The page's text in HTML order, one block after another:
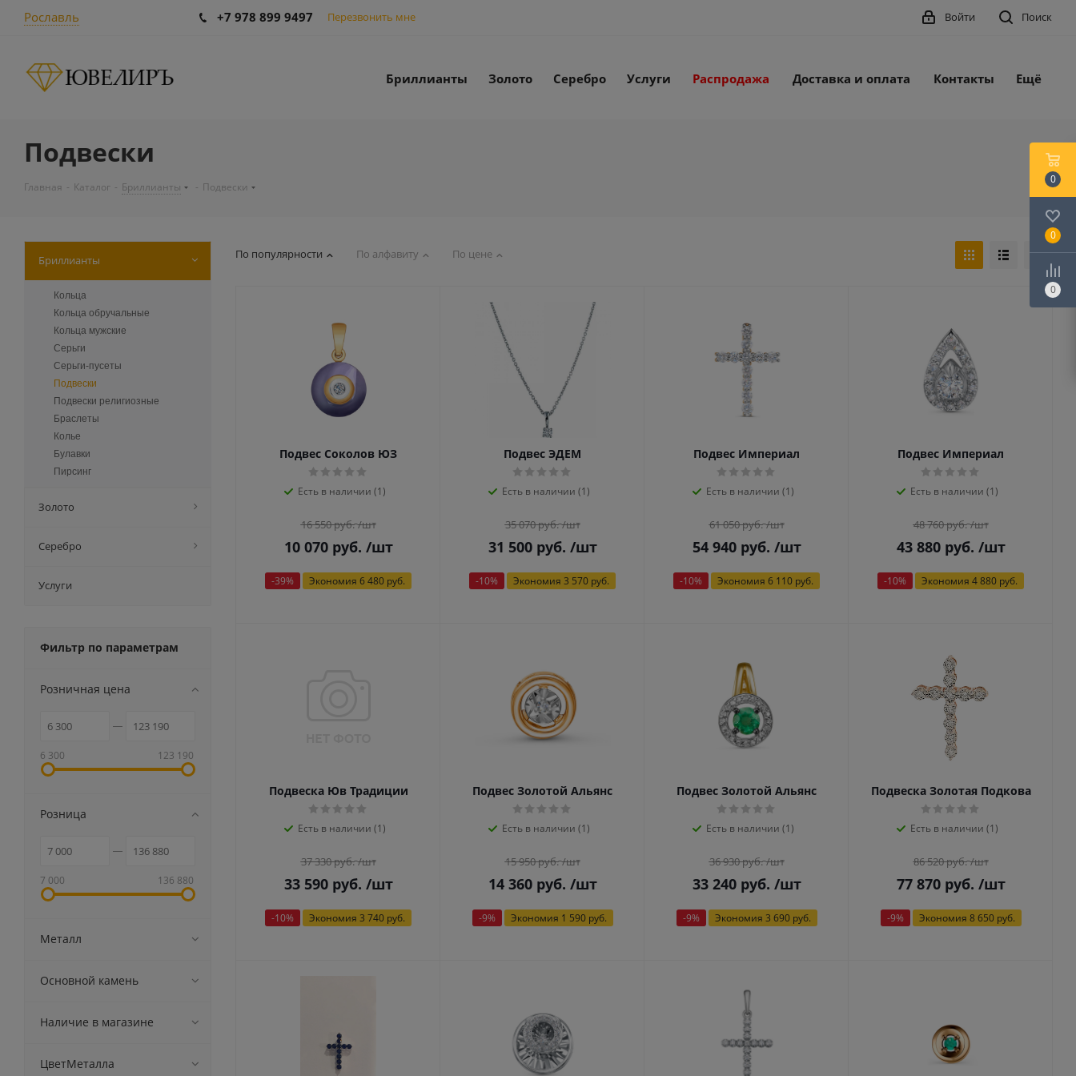
Рославль +7 978 899 9497 Перезвонить мне Поиск
Войти
Бриллианты Золото Серебро Услуги Распродажа Доставка и оплата Контакты Ещё
Подвески
Главная - Каталог - Бриллианты - Подвески
По популярности По алфавиту По цене
Подвес Соколов ЮЗ
Есть в наличии (1)
16 550руб. /шт
10 070руб. /шт
-39% Экономия 6 480 руб.
Подвес ЭДЕМ
Есть в наличии (1)
35 070руб. /шт
31 500руб. /шт
-10% Экономия 3 570 руб.
Подвес Империал
Есть в наличии (1)
61 050руб. /шт
54 940руб. /шт
-10% Экономия 6 110 руб.
Подвес Империал
Есть в наличии (1)
48 760руб. /шт
43 880руб. /шт
-10% Экономия 4 880 руб.
Подвеска Юв Традиции
Есть в наличии (1)
37 330руб. /шт
33 590руб. /шт
-10% Экономия 3 740 руб.
Подвес Золотой Альянс
Есть в наличии (1)
15 950руб. /шт
14 360руб. /шт
-9% Экономия 1 590 руб.
Подвес Золотой Альянс
Есть в наличии (1)
36 930руб. /шт
33 240руб. /шт
-9% Экономия 3 690 руб.
Подвеска Золотая Подкова
Есть в наличии (1)
86 520руб. /шт
77 870руб. /шт
-9% Экономия 8 650 руб.
Бриллианты
Кольца
Кольца обручальные
Кольца мужские
Серьги
Серьги-пусеты
Подвески
Подвески религиозные
Браслеты
Колье
Булавки
Пирсинг
Золото
Серебро
Услуги
Фильтр по параметрам
Розничная цена
6 300 123 190
Розница
7 000 136 880
Металл
Основной камень
Наличие в магазине
ЦветМеталла
0
0
0